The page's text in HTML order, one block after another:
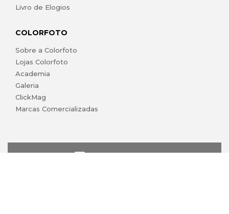
Livro de Elogios
COLORFOTO
Sobre a Colorfoto
Lojas Colorfoto
Academia
Galeria
ClickMag
Marcas Comercializadas
lojaonline@colorfoto.pt